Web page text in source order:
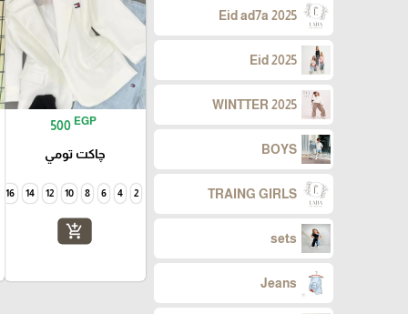
Eid ad7a 2025
Eid 2025
WINTTER 2025
BOYS
TRAING GIRLS
sets
Jeans
500 EGP
چاكت تومي
2
4
6
8
10
12
14
16
add_shopping_cart